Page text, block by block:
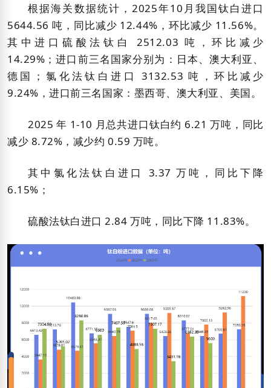
根据海关数据统计，2025年10月我国钛白进口
5644.56 吨，同比减少 12.44%，环比减少 11.56%。
其中进口硫酸法钛白 2512.03 吨，环比减少
14.29%；进口前三名国家分别为：日本、澳大利亚、
德国；氯化法钛白进口 3132.53 吨，环比减少
9.24%，进口前三名国家：墨西哥、澳大利亚、美国。
2025 年 1-10 月总共进口钛白约 6.21 万吨，同比
减少 8.72%，减少约 0.59 万吨。
其中氯化法钛白进口 3.37 万吨，同比下降
6.15%；
硫酸法钛白进口 2.84 万吨，同比下降 11.83%。